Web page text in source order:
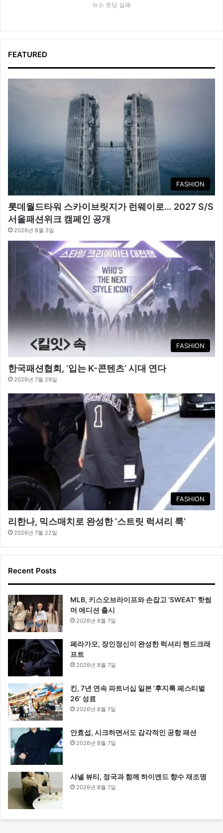
뉴스 로딩 실패
FEATURED
FASHION
롯데월드타워 스카이브릿지가 런웨이로… 2027 S/S
서울패션위크 캠페인 공개
2026년 8월 3일
FASHION
한국패션협회, ‘입는 K-콘텐츠’ 시대 연다
2026년 7월 29일
FASHION
리한나, 믹스매치로 완성한 ‘스트릿 럭셔리 룩’
2026년 7월 22일
Recent Posts
MLB, 키스오브라이프와 손잡고 ‘SWEAT’ 핫썸
머 에디션 출시
2026년 8월 7일
페라가모, 장인정신이 완성한 럭셔리 핸드크래
프트
2026년 8월 7일
킨, 7년 연속 파트너십 일본 ‘후지록 페스티벌
26’ 성료
2026년 8월 7일
안효섭, 시크하면서도 감각적인 공항 패션
2026년 8월 7일
샤넬 뷰티, 정국과 함께 하이엔드 향수 재조명
2026년 8월 7일